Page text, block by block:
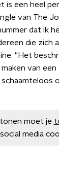
is een heel
van The
dat ik
die zich
"Het
van een
moet je
media